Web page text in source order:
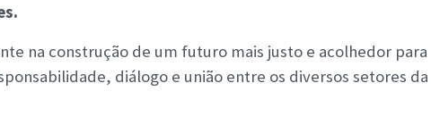
na construção de um futuro mais justo e acolhedor para
diálogo e união entre os diversos setores da